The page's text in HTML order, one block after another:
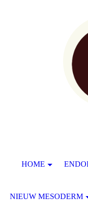
HOME
NIEUW MESODERM